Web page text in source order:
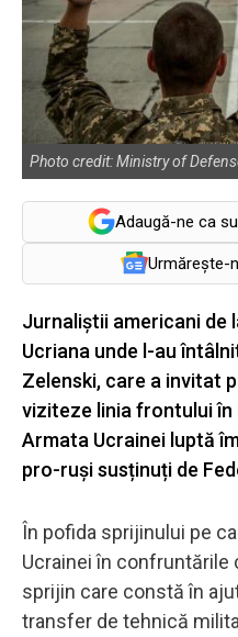
Photo credit: Ministry of
Adaugă-ne ca
Urmărește-
Jurnaliștii americani de
Ucriana unde l-au
Zelenski, care a invitat
viziteze linia frontului în
Armata Ucrainei luptă
pro-ruși susținuți de
În pofida sprijinului pe
Ucrainei în confruntările
sprijin care constă în
transfer de tehnică